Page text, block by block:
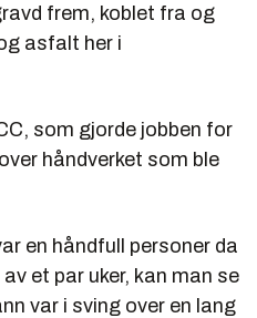
frem, koblet fra og
asfalt her i
som gjorde jobben for
håndverket som ble
en håndfull personer da
et par uker, kan man se
var i sving over en lang